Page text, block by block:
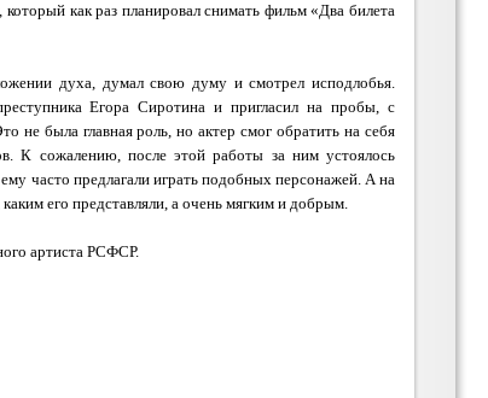
который как раз планировал снимать фильм «Два билета
духа, думал свою думу и смотрел исподлобья.
Егора Сиротина и пригласил на пробы, с
не была главная роль, но актер смог обратить на себя
К сожалению, после этой работы за ним устоялось
часто предлагали играть подобных персонажей. А на
его представляли, а очень мягким и добрым.
артиста РСФСР.